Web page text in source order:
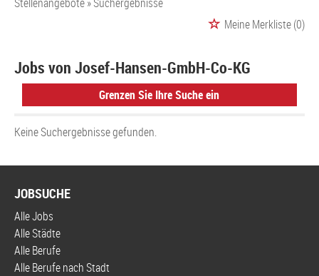
Meine Merkliste(0)
Jobs von Josef-Hansen-GmbH-Co-KG
Grenzen Sie Ihre Suche ein
Keine Suchergebnisse gefunden.
JOBSUCHE
Alle Jobs
Alle Städte
Alle Berufe
Alle Berufe nach Stadt